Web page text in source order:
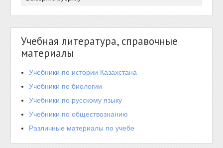
Учебная литература, справочные
материалы
Учебники по истории Казахстана
Учебники по биологии
Учебники по русскому языку
Учебники по обществознанию
Различные материалы по учебе